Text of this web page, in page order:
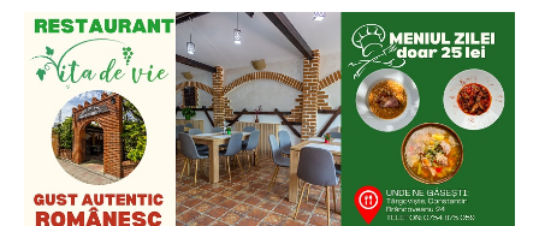
Ionuț Parghel